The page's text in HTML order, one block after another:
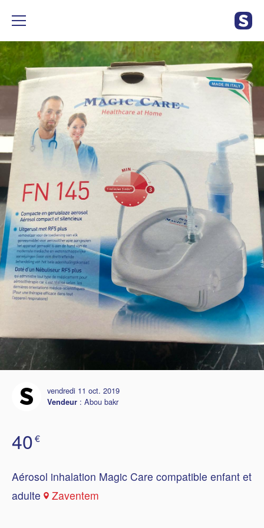
Aérosol inhalation Magic Care compatible enfant et adulte
vendredi 11 oct. 2019
Vendeur : Abou bakr
40€
Aérosol inhalation Magic Care compatible enfant et
adulte
Zaventem